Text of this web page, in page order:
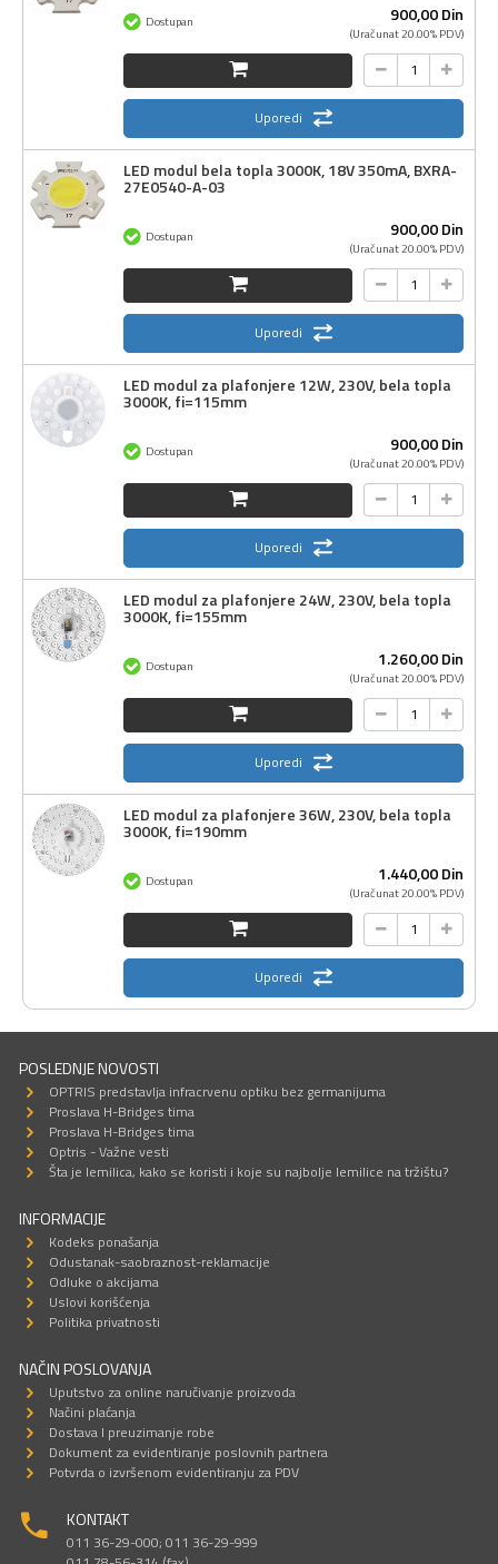
900,00Din
(Uračunat 20.00% PDV)
Dostupan
Uporedi
LED modul bela topla 3000K, 18V 350mA, BXRA-
27E0540-A-03
900,00Din
(Uračunat 20.00% PDV)
Dostupan
Uporedi
LED modul za plafonjere 12W, 230V, bela topla
3000K, fi=115mm
900,00Din
(Uračunat 20.00% PDV)
Dostupan
Uporedi
LED modul za plafonjere 24W, 230V, bela topla
3000K, fi=155mm
1.260,00Din
(Uračunat 20.00% PDV)
Dostupan
Uporedi
LED modul za plafonjere 36W, 230V, bela topla
3000K, fi=190mm
1.440,00Din
(Uračunat 20.00% PDV)
Dostupan
Uporedi
POSLEDNJE NOVOSTI
OPTRIS predstavlja infracrvenu optiku bez germanijuma
Proslava H-Bridges tima
Proslava H-Bridges tima
Optris - Važne vesti
Šta je lemilica, kako se koristi i koje su najbolje lemilice na tržištu?
INFORMACIJE
Kodeks ponašanja
Odustanak-saobraznost-reklamacije
Odluke o akcijama
Uslovi korišćenja
Politika privatnosti
NAČIN POSLOVANJA
Uputstvo za online naručivanje proizvoda
Načini plaćanja
Dostava I preuzimanje robe
Dokument za evidentiranje poslovnih partnera
Potvrda o izvršenom evidentiranju za PDV
KONTAKT
011 36-29-000; 011 36-29-999